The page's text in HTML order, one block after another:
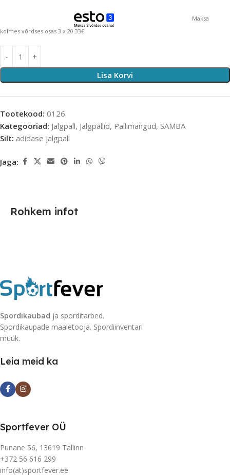
Maksa
kolmes võrdses osas 3 x 20.33€
Lisa Korvi
Tootekood: 0126
Kategooriad: Jalgpall, Jalgpallid, Pallimängud, SAMBA
Silt: adidase jalgpall
Jaga:
Rohkem infot
Spordikaubad ja sporditarbed.
Spordikaupade maaletooja. Spordiinventari
müük.
Leia meid ka
Sportfever OÜ
Punane 56, 13619 Tallinn
+372 56 616 299
info(at)sportfever.ee